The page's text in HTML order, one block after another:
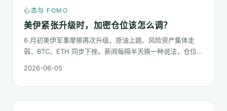
心态与 FOMO
美伊紧张升级时，加密仓位该怎么调？
6 月初美伊军事摩擦再次升级，原油上跳、风险资产集体走
弱，BTC、ETH 同步下挫。新闻每隔半天换一种说法，仓位却
2026-06-05